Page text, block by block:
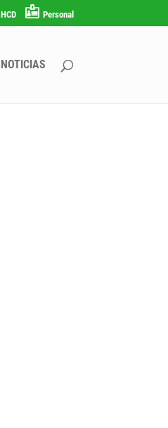
HCD Personal
NOTICIAS